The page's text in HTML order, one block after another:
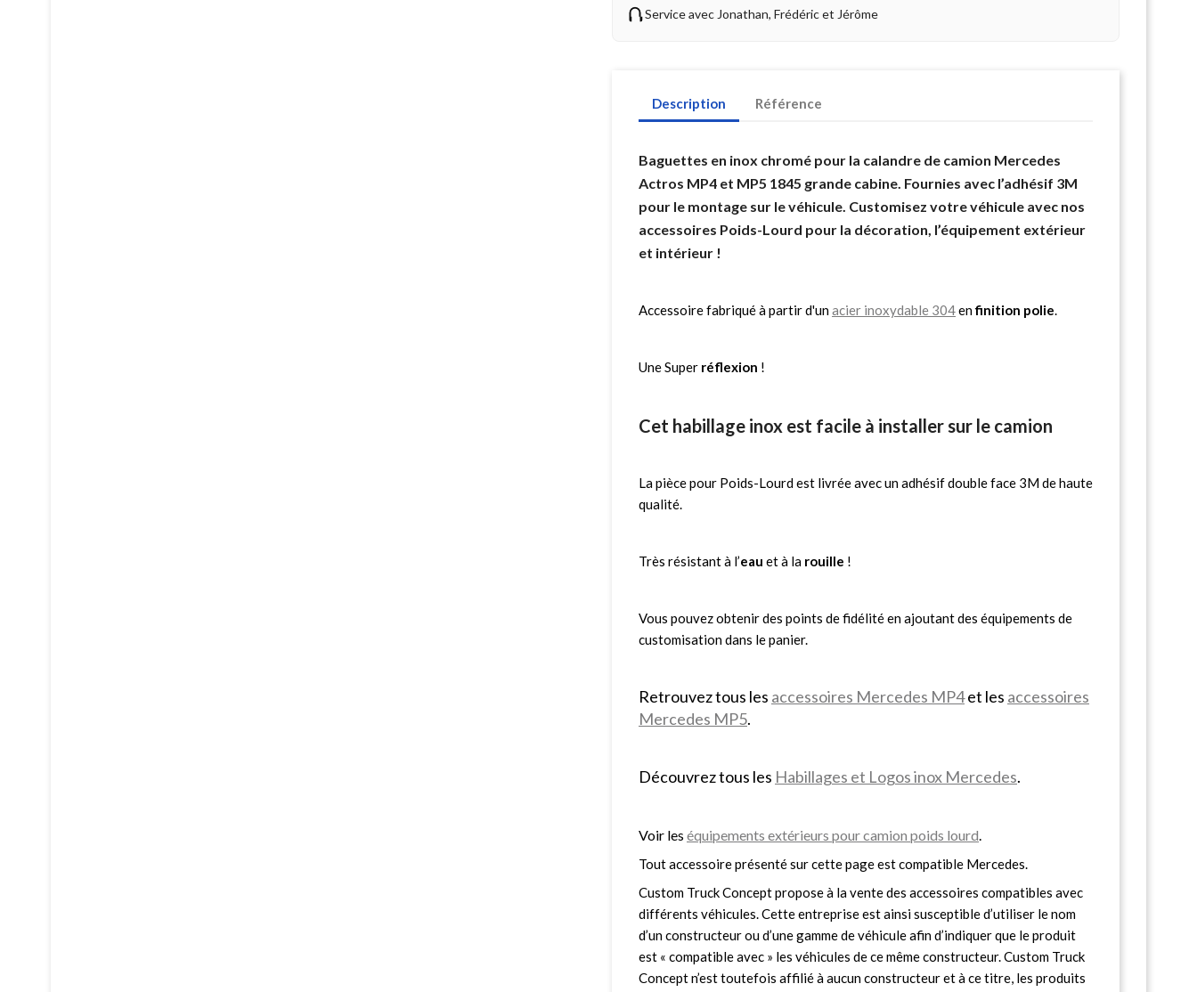
Service avec Jonathan, Frédéric et Jérôme
Description Référence
Baguettes en inox chromé pour la calandre de camion Mercedes
Actros MP4 et MP5 1845 grande cabine. Fournies avec l’adhésif 3M
pour le montage sur le véhicule. Customisez votre véhicule avec nos
accessoires Poids-Lourd pour la décoration, l’équipement extérieur
et intérieur !
Accessoire fabriqué à partir d'unacier inoxydable 304enfinition polie.
Une Super réflexion !
Cet habillage inox est facile à installer sur le camion
La pièce pour Poids-Lourd est livrée avec un adhésif double face 3M de haute
qualité.
Très résistant à l’eau et à la rouille !
Vous pouvez obtenir des points de fidélité en ajoutant des équipements de
customisation dans le panier.
Retrouvez tous les accessoires Mercedes MP4et les accessoires
Mercedes MP5.
Découvrez tous les Habillages et Logos inox Mercedes.
Voir les équipements extérieurs pour camion poids lourd
Tout accessoire présenté sur cette page est compatible Mercedes.
Custom Truck Concept propose à la vente des accessoires compatibles avec
différents véhicules. Cette entreprise est ainsi susceptible d’utiliser le nom
d’un constructeur ou d’une gamme de véhicule afin d’indiquer que le produit
est « compatible avec » les véhicules de ce même constructeur. Custom Truck
Concept n’est toutefois affilié à aucun constructeur et à ce titre, les produits